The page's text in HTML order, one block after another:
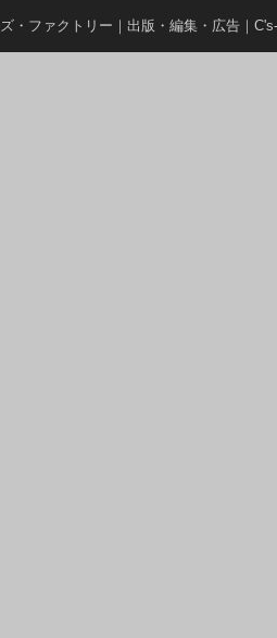
・ファクトリー｜出版・編集・広告｜